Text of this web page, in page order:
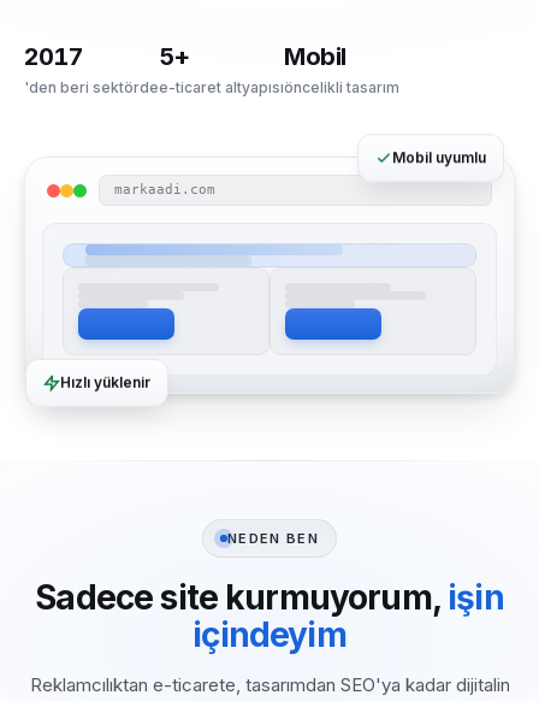
2017
'den beri sektörde
5+
e-ticaret altyapısı
Mobil
öncelikli tasarım
markaadi.com
Mobil uyumlu
Hızlı yüklenir
NEDEN BEN
Sadece site kurmuyorum, işin
içindeyim
Reklamcılıktan e-ticarete, tasarımdan SEO'ya kadar dijitalin